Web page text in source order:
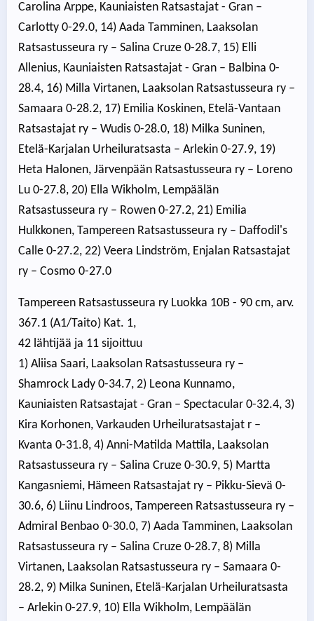
Carolina Arppe, Kauniaisten Ratsastajat - Gran –
Carlotty 0-29.0, 14) Aada Tamminen, Laaksolan
Ratsastusseura ry – Salina Cruze 0-28.7, 15) Elli
Allenius, Kauniaisten Ratsastajat - Gran – Balbina 0-
28.4, 16) Milla Virtanen, Laaksolan Ratsastusseura ry –
Samaara 0-28.2, 17) Emilia Koskinen, Etelä-Vantaan
Ratsastajat ry – Wudis 0-28.0, 18) Milka Suninen,
Etelä-Karjalan Urheiluratsasta – Arlekin 0-27.9, 19)
Heta Halonen, Järvenpään Ratsastusseura ry – Loreno
Lu 0-27.8, 20) Ella Wikholm, Lempäälän
Ratsastusseura ry – Rowen 0-27.2, 21) Emilia
Hulkkonen, Tampereen Ratsastusseura ry – Daffodil's
Calle 0-27.2, 22) Veera Lindström, Enjalan Ratsastajat
ry – Cosmo 0-27.0
Tampereen Ratsastusseura ry Luokka 10B - 90 cm, arv.
367.1 (A1/Taito) Kat. 1,
42 lähtijää ja 11 sijoittuu
1) Aliisa Saari, Laaksolan Ratsastusseura ry –
Shamrock Lady 0-34.7, 2) Leona Kunnamo,
Kauniaisten Ratsastajat - Gran – Spectacular 0-32.4, 3)
Kira Korhonen, Varkauden Urheiluratsastajat r –
Kvanta 0-31.8, 4) Anni-Matilda Mattila, Laaksolan
Ratsastusseura ry – Salina Cruze 0-30.9, 5) Martta
Kangasniemi, Hämeen Ratsastajat ry – Pikku-Sievä 0-
30.6, 6) Liinu Lindroos, Tampereen Ratsastusseura ry –
Admiral Benbao 0-30.0, 7) Aada Tamminen, Laaksolan
Ratsastusseura ry – Salina Cruze 0-28.7, 8) Milla
Virtanen, Laaksolan Ratsastusseura ry – Samaara 0-
28.2, 9) Milka Suninen, Etelä-Karjalan Urheiluratsasta
– Arlekin 0-27.9, 10) Ella Wikholm, Lempäälän